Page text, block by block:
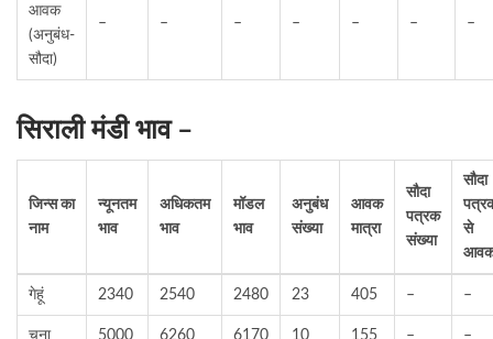
आवक
(अनुबंध-
सौदा)
– – – – – – –
सिराली मंडी भाव –
जिन्स का
नाम
न्यूनतम
भाव
अधिकतम
भाव
मॉडल
भाव
अनुबंध
संख्या
आवक
मात्रा
सौदा
पत्रक
संख्या
सौदा
से
गेहूं 2340 2540 2480 23 405 – –